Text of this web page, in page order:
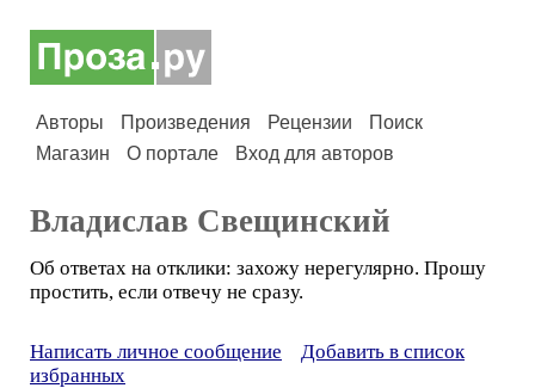
Авторы Произведения Рецензии
Поиск
Магазин
О портале Вход для авторов
Владислав Свещинский
Об ответах на отклики: захожу нерегулярно. Прошу
простить, если отвечу не сразу.
Написать личное сообщение
Добавить в список
избранных